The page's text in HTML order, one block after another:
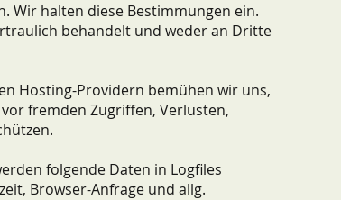
Wir halten diese Bestimmungen ein.
behandelt und weder an Dritte
Hosting-Providern bemühen wir uns,
fremden Zugriffen, Verlusten,
folgende Daten in Logfiles
Browser-Anfrage und allg.